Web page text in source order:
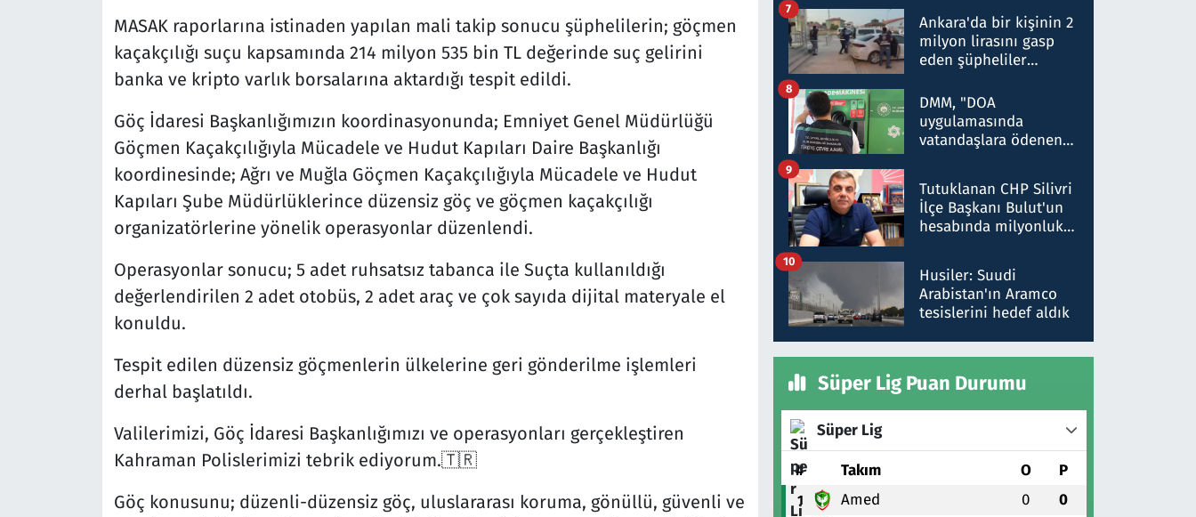
MASAK raporlarına istinaden yapılan mali takip sonucu şüphelilerin; göçmen
kaçakçılığı suçu kapsamında 214 milyon 535 bin TL değerinde suç gelirini
banka ve kripto varlık borsalarına aktardığı tespit edildi.
Göç İdaresi Başkanlığımızın koordinasyonunda; Emniyet Genel Müdürlüğü
Göçmen Kaçakçılığıyla Mücadele ve Hudut Kapıları Daire Başkanlığı
koordinesinde; Ağrı ve Muğla Göçmen Kaçakçılığıyla Mücadele ve Hudut
Kapıları Şube Müdürlüklerince düzensiz göç ve göçmen kaçakçılığı
organizatörlerine yönelik operasyonlar düzenlendi.
Operasyonlar sonucu; 5 adet ruhsatsız tabanca ile Suçta kullanıldığı
değerlendirilen 2 adet otobüs, 2 adet araç ve çok sayıda dijital materyale el
konuldu.
Tespit edilen düzensiz göçmenlerin ülkelerine geri gönderilme işlemleri
derhal başlatıldı.
Valilerimizi, Göç İdaresi Başkanlığımızı ve operasyonları gerçekleştiren
Kahraman Polislerimizi tebrik ediyorum.🇹🇷
Göç konusunu; düzenli-düzensiz göç, uluslararası koruma, gönüllü, güvenli ve
ifadelerinden ortaya
çıkan tablo şok etti
Ankara'da bir kişinin 2
milyon lirasını gasp
eden şüpheliler
7
DMM, "DOA
uygulamasında
vatandaşlara ödenen
düşürüldüğü" iddiasını
yalanladı
8
Tutuklanan CHP Silivri
İlçe Başkanı Bulut'un
hesabında milyonluk
talimat verdi, ben
gönderdim
9
Husiler: Suudi
Arabistan'ın Aramco
tesislerini hedef aldık
10
Süper Lig Puan Durumu
Süper Lig
# Takım O P
1 Amed 0 0